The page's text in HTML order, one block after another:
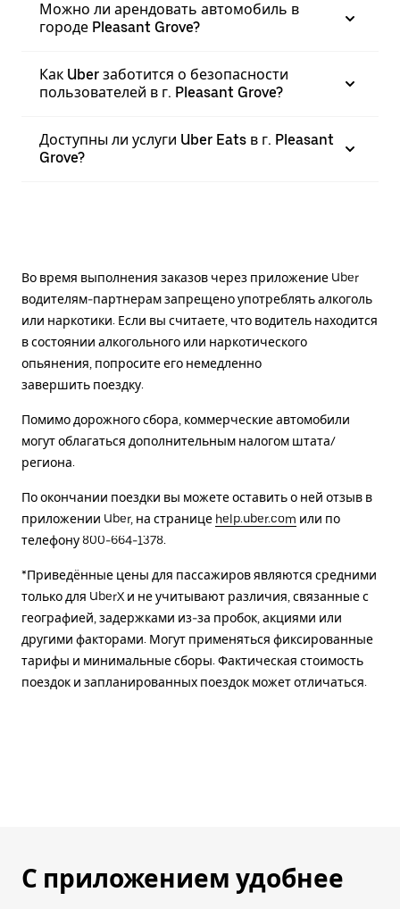
Можно ли арендовать автомобиль в
городе Pleasant Grove?
Как Uber заботится о безопасности
пользователей в г. Pleasant Grove?
Доступны ли услуги Uber Eats в г. Pleasant
Grove?
Во время выполнения заказов через приложение Uber
водителям-партнерам запрещено употреблять алкоголь
или наркотики. Если вы считаете, что водитель находится
в состоянии алкогольного или наркотического
опьянения, попросите его немедленно
завершить поездку.
Помимо дорожного сбора, коммерческие автомобили
могут облагаться дополнительным налогом штата/
региона.
По окончании поездки вы можете оставить о ней отзыв в
приложении Uber, на странице help.uber.com или по
телефону 800-664-1378.
*Приведённые цены для пассажиров являются средними
только для UberX и не учитывают различия, связанные с
географией, задержками из-за пробок, акциями или
другими факторами. Могут применяться фиксированные
тарифы и минимальные сборы. Фактическая стоимость
поездок и запланированных поездок может отличаться.
С приложением удобнее